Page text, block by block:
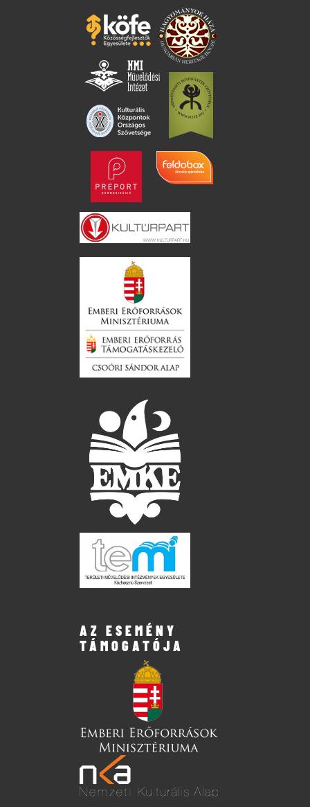
AZ ESEMÉNY
TÁMOGATÓJA